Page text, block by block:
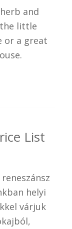
and
little
or a great
List
helyi
várjuk